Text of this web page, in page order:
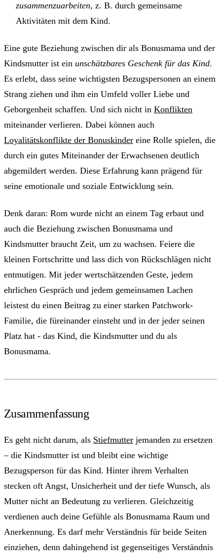
zusammenzuarbeiten, z. B. durch gemeinsame
Aktivitäten mit dem Kind.
Eine gute Beziehung zwischen dir als Bonusmama und der
Kindsmutter ist ein unschätzbares Geschenk für das Kind.
Es erlebt, dass seine wichtigsten Bezugspersonen an einem
Strang ziehen und ihm ein Umfeld voller Liebe und
Geborgenheit schaffen. Und sich nicht in Konflikten
miteinander verlieren. Dabei können auch
Loyalitätskonflikte der Bonuskinder eine Rolle spielen, die
durch ein gutes Miteinander der Erwachsenen deutlich
abgemildert werden. Diese Erfahrung kann prägend für
seine emotionale und soziale Entwicklung sein.
Denk daran: Rom wurde nicht an einem Tag erbaut und
auch die Beziehung zwischen Bonusmama und
Kindsmutter braucht Zeit, um zu wachsen. Feiere die
kleinen Fortschritte und lass dich von Rückschlägen nicht
entmutigen. Mit jeder wertschätzenden Geste, jedem
ehrlichen Gespräch und jedem gemeinsamen Lachen
leistest du einen Beitrag zu einer starken Patchwork-
Familie, die füreinander einsteht und in der jeder seinen
Platz hat - das Kind, die Kindsmutter und du als
Bonusmama.
Zusammenfassung
Es geht nicht darum, als Stiefmutter jemanden zu ersetzen
– die Kindsmutter ist und bleibt eine wichtige
Bezugsperson für das Kind. Hinter ihrem Verhalten
stecken oft Angst, Unsicherheit und der tiefe Wunsch, als
Mutter nicht an Bedeutung zu verlieren. Gleichzeitig
verdienen auch deine Gefühle als Bonusmama Raum und
Anerkennung. Es darf mehr Verständnis für beide Seiten
einziehen, denn dahingehend ist gegenseitiges Verständnis